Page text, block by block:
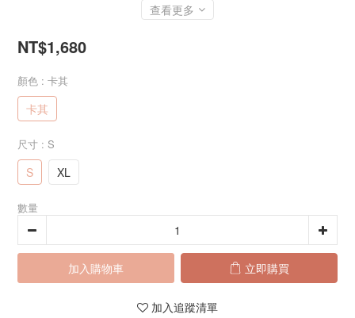
查看更多
NT$1,680
顏色 : 卡其
卡其
尺寸 : S
S XL
數量
加入購物車 立即購買
加入追蹤清單